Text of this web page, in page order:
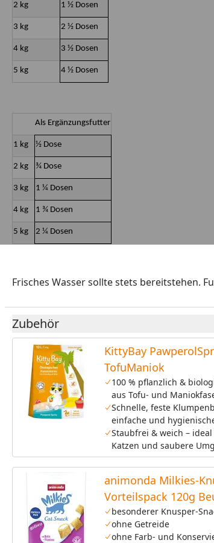
2 kg 1 ½ Dosen
3 kg 2 ½ Dosen
4 kg 3 ½ Dosen
5 kg 4 ½ Dosen
Als Ergänzungsfutter
1 kg ½ Dose
2 kg ¾ Dose
3 kg 1 ¼ Dosen
4 kg 1 ¾ Dosen
5 kg 2 ¼ Dosen
Frisches Wasser sollte stets bereitstehen.
Zubehör
KittyBay
TofuManiok
100 % pflanzlich &
aus Tofu- und
Schnelle, feste
einfache und
Staubfrei & weich –
Katzen und saubere
animonda Milkies-
Vorteilspack 120g
Katzensnack
besonderer Knusper-
ohne Getreide
ohne Farb- und